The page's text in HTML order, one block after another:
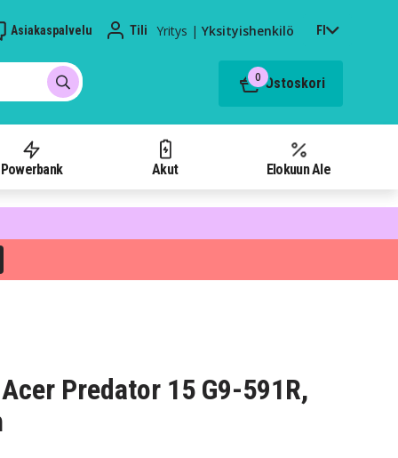
Asiakaspalvelu Tili Yritys | Yksityishenkilö FI
0 Ostoskori
Powerbank Akut Elokuun Ale
Predator 15 G9-591R,